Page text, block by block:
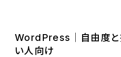
WordPress｜自由度と
い人向け